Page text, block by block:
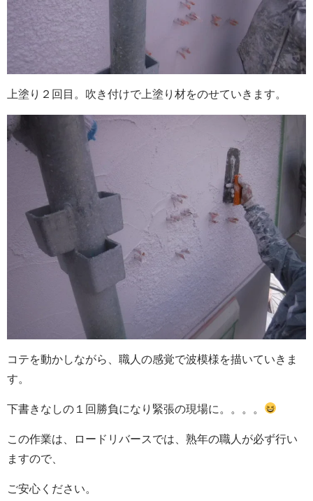
上塗り２回目。吹き付けで上塗り材をのせていきます。
コテを動かしながら、職人の感覚で波模様を描いていきま
す。
下書きなしの１回勝負になり緊張の現場に。。。。
この作業は、ロードリバースでは、熟年の職人が必ず行い
ますので、
ご安心ください。